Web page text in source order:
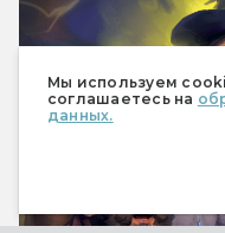
Мы используем
соглашаетесь на
данных.